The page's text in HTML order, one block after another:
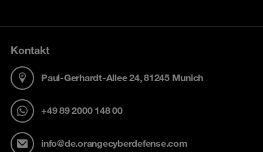
Kontakt
Paul-Gerhardt-Allee 24, 81245 Munich
+49 89 2000 148 00
info@de.orangecyberdefense.com